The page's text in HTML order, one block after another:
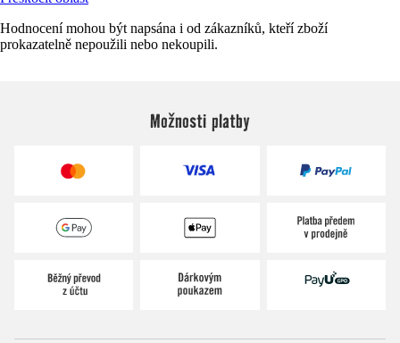
Hodnocení mohou být napsána i od zákazníků, kteří zboží
prokazatelně nepoužili nebo nekoupili.
Možnosti platby